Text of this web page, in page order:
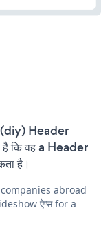
(diy) Header
कि वह a Header
है।
companies abroad
ऐप्स for a